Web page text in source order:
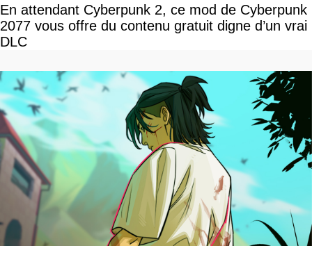
En attendant Cyberpunk 2, ce mod de Cyberpunk
2077 vous offre du contenu gratuit digne d’un vrai
DLC